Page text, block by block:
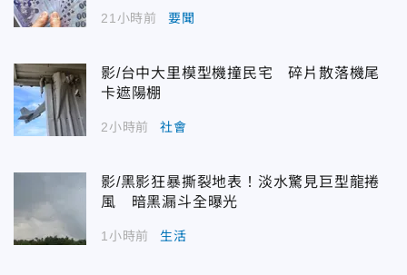
21小時前 要聞
影/台中大里模型機撞民宅 碎片散落機尾
卡遮陽棚
2小時前 社會
影/黑影狂暴撕裂地表！淡水驚見巨型龍捲
風 暗黑漏斗全曝光
1小時前 生活